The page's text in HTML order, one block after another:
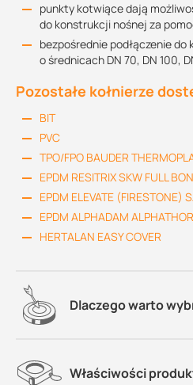
punkty kotwiące dają
do konstrukcji nośnej za
bezpośrednie podłączenie
o średnicach DN 70, DN 100,
Pozostałe kołnierze
BIT
PVC
TPO/FPO BAUDER
EPDM RESITRIX SKW FULL
EPDM ELEVATE (FIRESTONE)
EPDM ALPHADAM ALPHATHOR
HERTALAN EASY COVER
Dlaczego warto
Właściwości